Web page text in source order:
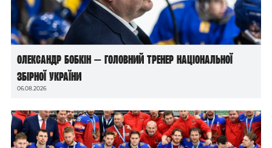
Олександр Бобкін — головний тренер національної
збірної України
06.08.2026